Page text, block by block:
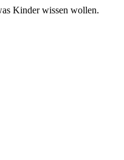
Kinder wissen wollen.